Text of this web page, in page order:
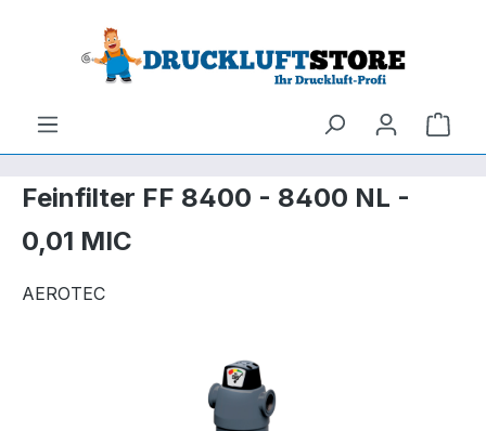
Hauptinhalt springen
Zur Suche springen
Feinfilter FF 8400 - 8400 NL -
0,01 MIC
AEROTEC
Bildergalerie überspringen